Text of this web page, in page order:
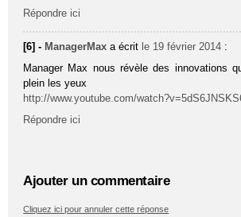
Répondre ici
[6] - ManagerMax a écrit le 19 février 2014 :
Manager Max nous révèle des innovations
plein les yeux
http://www.youtube.com/
Répondre ici
Ajouter un commentaire
Cliquez ici pour annuler cette réponse